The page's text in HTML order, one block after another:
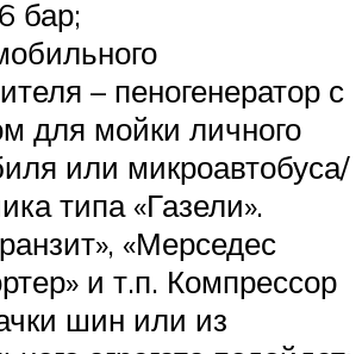
бар;
– пеногенератор с
для мойки личного
или микроавтобуса/
типа «Газели».
«Мерседес
и т.п. Компрессор
шин или из